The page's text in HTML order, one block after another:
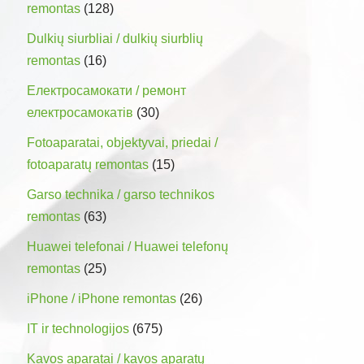
remontas (128)
Dulkių siurbliai / dulkių siurblių
remontas (16)
Електросамокати / ремонт
електросамокатів (30)
Fotoaparatai, objektyvai, priedai /
fotoaparatų remontas (15)
Garso technika / garso technikos
remontas (63)
Huawei telefonai / Huawei telefonų
remontas (25)
iPhone / iPhone remontas (26)
IT ir technologijos (675)
Kavos aparatai / kavos aparatų